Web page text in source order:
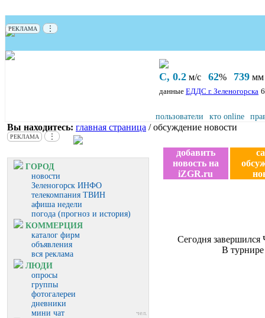
РЕКЛАМА ⋮
С, 0.2 м/с 62% 739 мм
данные ЕДДС г. Зеленогорска
пользователи кто online
Вы находитесь: главная страница / обсуждение новости
РЕКЛАМА ⋮
ГОРОД
новости
Зеленогорск ИНФО
телекомпания ТВИН
афиша недели
погода (прогноз и история)
КОММЕРЦИЯ
каталог фирм
объявления
вся реклама
ЛЮДИ
опросы
группы
фотогалереи
дневники
мини чат
чел.
добавить
новость на
iZGR.ru
Сегодня
В турнире